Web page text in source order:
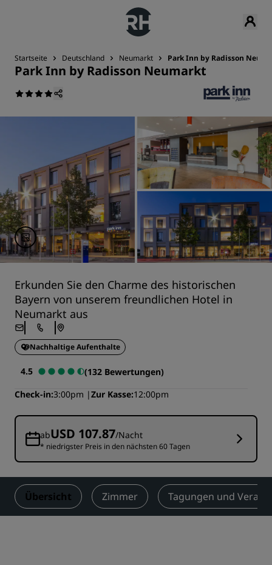
Startseite Deutschland Neumarkt Park Inn by Radisson
Park Inn by Radisson Neumarkt
Erkunden Sie den Charme des historischen
Bayern von unserem freundlichen Hotel in
Neumarkt aus
Nachhaltige Aufenthalte
4.5
(132 Bewertungen)
Check-in 3:00pm Zur Kasse 12:00pm
abUSD 107.87/Nacht
* niedrigster Preis in den nächsten 60 Tagen
Übersicht Zimmer Tagungen und